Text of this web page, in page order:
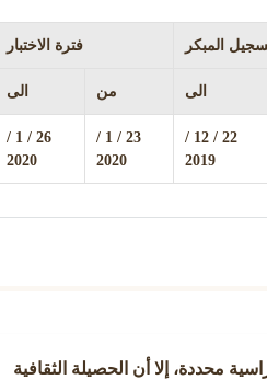
المبكر فترة الاختبار
الى من الى
22 / 12 /
2019
23 / 1 /
2020
26 / 1 /
2020
محددة، إلا أن الحصيلة الثقافية